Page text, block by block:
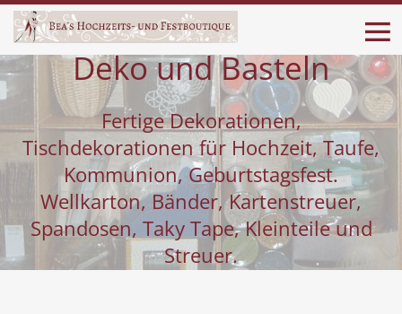
Deko und Basteln
Fertige Dekorationen,
Tischdekorationen für Hochzeit, Taufe,
Kommunion, Geburtstagsfest.
Wellkarton, Bänder, Kartenstreuer,
Spandosen, Taky Tape, Kleinteile und
Streuer.